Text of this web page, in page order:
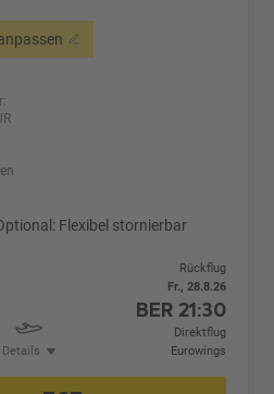
Flexibel stornierbar
Details
Rückflug
Fr., 28.8.26
BER 21:30
Direktflug
Eurowings